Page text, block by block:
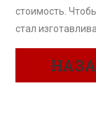
стоимость.
стал